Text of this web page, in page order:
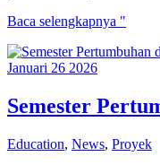
Kunjungi
temui
keluarga
bantuan
pendidikan
Jakarta
Baca selengkapnya "
Januari 26 2026
Semester
Education, News, Proyek